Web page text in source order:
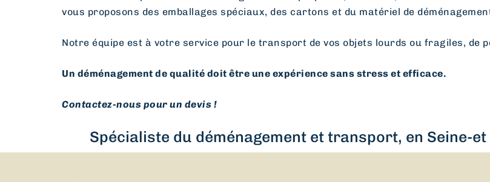
vous proposons des emballages spéciaux, des cartons et du matériel de
Notre équipe est à votre service pour le transport de vos objets lourds ou fragiles, de
Un déménagement de qualité doit être une expérience sans stress et efficace.
Contactez-nous pour un devis !
Spécialiste du déménagement et transport, en Seine-